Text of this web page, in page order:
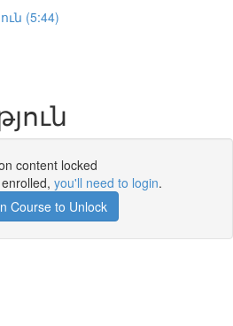
(5:44)
content locked
you'll need to login.
Course to Unlock